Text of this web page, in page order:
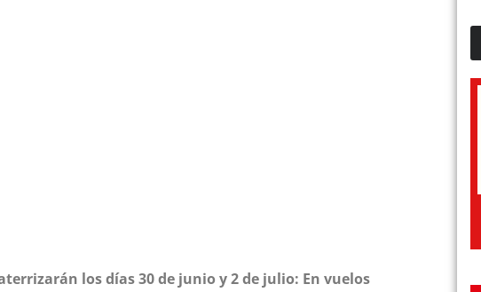
los días 30 de junio y 2 de julio: En vuelos